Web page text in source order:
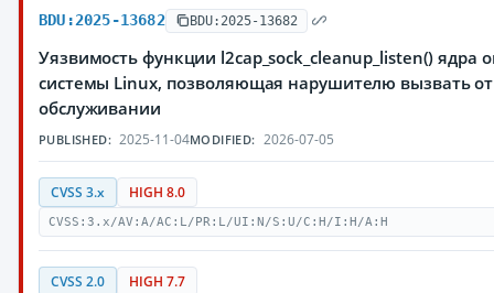
BDU:2025-13682 BDU:2025-13682
Уязвимость функции l2cap_sock_cleanup_listen() ядра
системы Linux, позволяющая нарушителю вызвать
обслуживании
PUBLISHED: 2025-11-04MODIFIED: 2026-07-05
CVSS 3.x HIGH 8.0
CVSS:3.x/AV:A/AC:L/PR:L/UI:N/S:U/C:H/I:H/A:H
CVSS 2.0 HIGH 7.7